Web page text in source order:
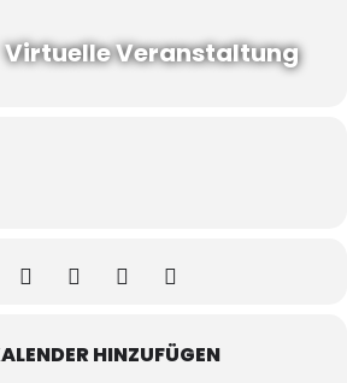
Virtuelle Veranstaltung
HINZUFÜGEN